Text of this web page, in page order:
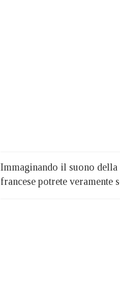
Immaginando il suono
francese potrete